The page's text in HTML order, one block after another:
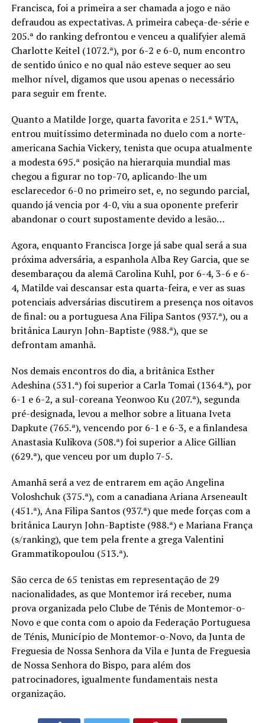
Francisca, foi a primeira a ser chamada a jogo e não
defraudou as expectativas. A primeira cabeça-de-série e
205.ª do ranking defrontou e venceu a qualifyier alemã
Charlotte Keitel (1072.ª), por 6-2 e 6-0, num encontro
de sentido único e no qual não esteve sequer ao seu
melhor nível, digamos que usou apenas o necessário
para seguir em frente.
Quanto a Matilde Jorge, quarta favorita e 251.ª WTA,
entrou muitíssimo determinada no duelo com a norte-
americana Sachia Vickery, tenista que ocupa atualmente
a modesta 695.ª posição na hierarquia mundial mas
chegou a figurar no top-70, aplicando-lhe um
esclarecedor 6-0 no primeiro set, e, no segundo parcial,
quando já vencia por 4-0, viu a sua oponente preferir
abandonar o court supostamente devido a lesão…
Agora, enquanto Francisca Jorge já sabe qual será a sua
próxima adversária, a espanhola Alba Rey Garcia, que se
desembaraçou da alemã Carolina Kuhl, por 6-4, 3-6 e 6-
4, Matilde vai descansar esta quarta-feira, e ver as suas
potenciais adversárias discutirem a presença nos oitavos
de final: ou a portuguesa Ana Filipa Santos (937.ª), ou a
britânica Lauryn John-Baptiste (988.ª), que se
defrontam amanhã.
Nos demais encontros do dia, a britânica Esther
Adeshina (531.ª) foi superior a Carla Tomai (1364.ª), por
6-1 e 6-2, a sul-coreana Yeonwoo Ku (207.ª), segunda
pré-designada, levou a melhor sobre a lituana Iveta
Dapkute (765.ª), vencendo por 6-1 e 6-3, e a finlandesa
Anastasia Kulikova (508.ª) foi superior a Alice Gillian
(629.ª), que venceu por um duplo 7-5.
Amanhã será a vez de entrarem em ação Angelina
Voloshchuk (375.ª), com a canadiana Ariana Arseneault
(451.ª), Ana Filipa Santos (937.ª) que mede forças com a
britânica Lauryn John-Baptiste (988.ª) e Mariana França
(s/ranking), que tem pela frente a grega Valentini
Grammatikopoulou (513.ª).
São cerca de 65 tenistas em representação de 29
nacionalidades, as que Montemor irá receber, numa
prova organizada pelo Clube de Ténis de Montemor-o-
Novo e que conta com o apoio da Federação Portuguesa
de Ténis, Município de Montemor-o-Novo, da Junta de
Freguesia de Nossa Senhora da Vila e Junta de Freguesia
de Nossa Senhora do Bispo, para além dos
patrocinadores, igualmente fundamentais nesta
organização.